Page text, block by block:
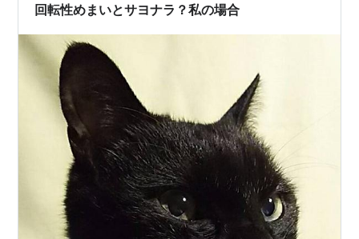
回転性めまいとサヨナラ？私の場合